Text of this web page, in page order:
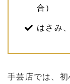
合）
はさみ
手芸店では、